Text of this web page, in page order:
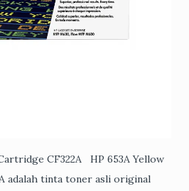
CF322A HP 653A Yellow
adalah tinta toner asli original